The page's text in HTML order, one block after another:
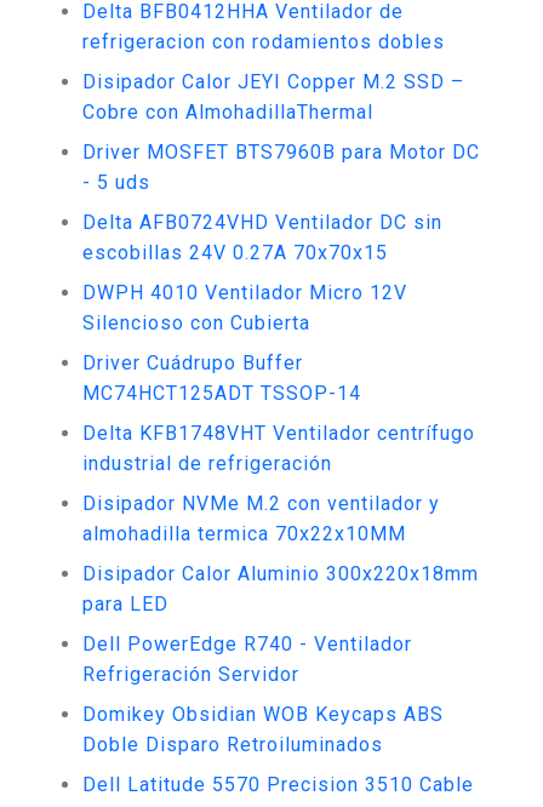
Delta BFB0412HHA Ventilador de
refrigeracion con rodamientos dobles
Disipador Calor JEYI Copper M.2 SSD –
Cobre con AlmohadillaThermal
Driver MOSFET BTS7960B para Motor DC
- 5 uds
Delta AFB0724VHD Ventilador DC sin
escobillas 24V 0.27A 70x70x15
DWPH 4010 Ventilador Micro 12V
Silencioso con Cubierta
Driver Cuádrupo Buffer
MC74HCT125ADT TSSOP-14
Delta KFB1748VHT Ventilador centrífugo
industrial de refrigeración
Disipador NVMe M.2 con ventilador y
almohadilla termica 70x22x10MM
Disipador Calor Aluminio 300x220x18mm
para LED
Dell PowerEdge R740 - Ventilador
Refrigeración Servidor
Domikey Obsidian WOB Keycaps ABS
Doble Disparo Retroiluminados
Dell Latitude 5570 Precision 3510 Cable